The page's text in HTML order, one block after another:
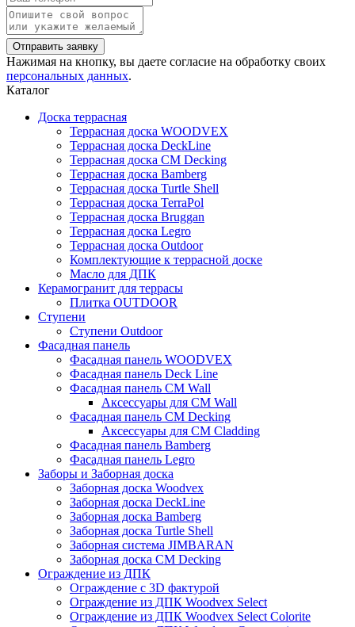
Нажимая на кнопку, вы даете согласие на обработку своих
персональных данных.
Каталог
Доска террасная
Террасная доска WOODVEX
Террасная доска DeckLine
Террасная доска CM Decking
Террасная доска Bamberg
Террасная доска Turtle Shell
Террасная доска TerraPol
Террасная доска Bruggan
Террасная доска Legro
Террасная доска Outdoor
Комплектующие к террасной доске
Масло для ДПК
Керамогранит для террасы
Плитка OUTDOOR
Ступени
Ступени Outdoor
Фасадная панель
Фасадная панель WOODVEX
Фасадная панель Deck Line
Фасадная панель CM Wall
Аксессуары для CM Wall
Фасадная панель CM Decking
Аксессуары для CM Cladding
Фасадная панель Bamberg
Фасадная панель Legro
Заборы и Заборная доска
Заборная доска Woodvex
Заборная доска DeckLine
Заборная доска Bamberg
Заборная доска Turtle Shell
Заборная система JIMBARAN
Заборная доска CM Decking
Ограждение из ДПК
Ограждение с 3D фактурой
Ограждение из ДПК Woodvex Select
Ограждение из ДПК Woodvex Select Colorite